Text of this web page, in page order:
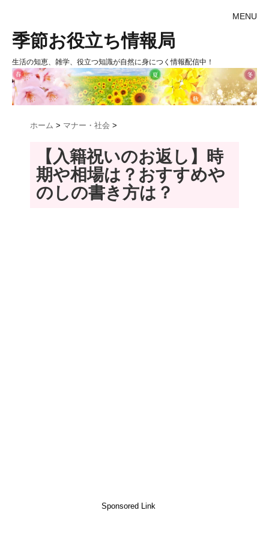
MENU
季節お役立ち情報局
生活の知恵、雑学、役立つ知識が自然に身につく情報配信中！
ホーム > マナー・社会 >
【入籍祝いのお返し】時
期や相場は？おすすめや
のしの書き方は？
Sponsored Link